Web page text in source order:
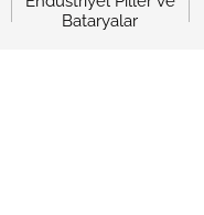
Bataryalar